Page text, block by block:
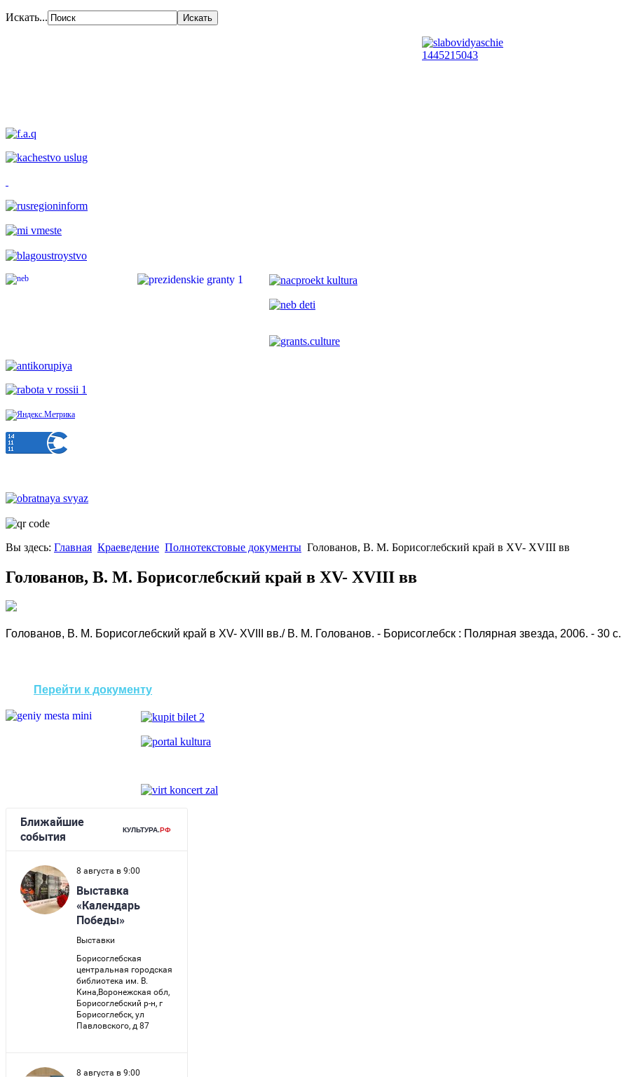
Искать...
Вы здесь: Главная Краеведение Полнотекстовые документы Голованов, В. М. Борисоглебский край в XV- XVIII вв
Голованов, В. М. Борисоглебский край в XV- XVIII вв
Голованов, В. М. Борисоглебский край в XV- XVIII вв./ В. М. Голованов. - Борисоглебск : Полярная звезда, 2006. - 30 с.
Перейти к документу